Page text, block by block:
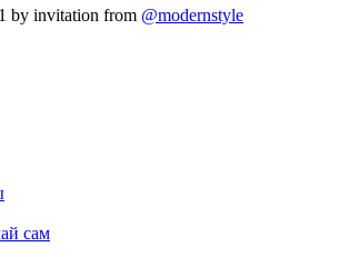
by invitation from @modernstyle
сам